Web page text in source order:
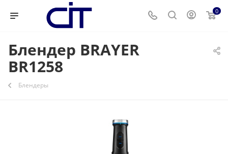
0
Блендер BRAYER
BR1258
Блендеры